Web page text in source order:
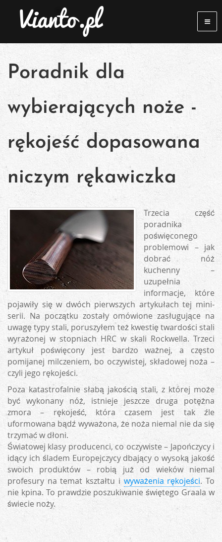
Poradnik dla
wybierających noże -
rękojeść dopasowana
niczym rękawiczka
Trzecia część
poradnika
poświęconego
problemowi – jak
dobrać nóż
kuchenny –
uzupełnia
informacje, które
pojawiły się w dwóch pierwszych artykułach tej mini-
serii. Na początku zostały omówione zasługujące na
uwagę typy stali, poruszyłem też kwestię twardości stali
wyrażonej w stopniach HRC w skali Rockwella. Trzeci
artykuł poświęcony jest bardzo ważnej, a często
pomijanej milczeniem, bo oczywistej, składowej noża –
czyli jego rękojeści.
Poza katastrofalnie słabą jakością stali, z której może
być wykonany nóż, istnieje jeszcze druga potężna
zmora – rękojeść, która czasem jest tak źle
uformowana bądź wyważona, że noża niemal nie da się
trzymać w dłoni.
Światowej klasy producenci, co oczywiste – Japończycy i
idący ich śladem Europejczycy dbający o wysoką jakość
swoich produktów – robią już od wieków niemal
profesury na temat kształtu i wyważenia rękojeści. To
nie kpina. To prawdzie poszukiwanie świętego Graala w
świecie noży.